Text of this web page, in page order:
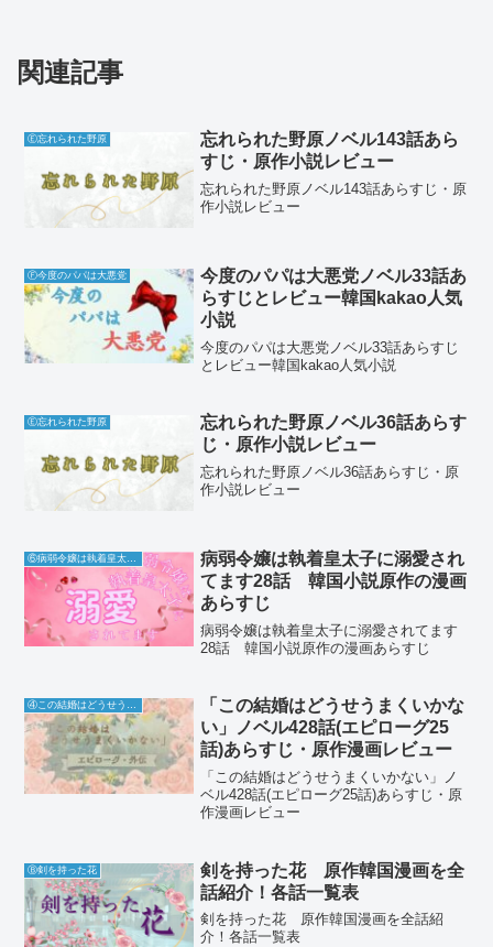
関連記事
Ⓔ忘れられた野原
忘れられた野原ノベル143話あら
すじ・原作小説レビュー
忘れられた野原ノベル143話あらすじ・原
作小説レビュー
Ⓕ今度のパパは大悪党
今度のパパは大悪党ノベル33話あ
らすじとレビュー韓国kakao人気
小説
今度のパパは大悪党ノベル33話あらすじ
とレビュー韓国kakao人気小説
Ⓔ忘れられた野原
忘れられた野原ノベル36話あらす
じ・原作小説レビュー
忘れられた野原ノベル36話あらすじ・原
作小説レビュー
⑥病弱令嬢は執着皇太子に溺愛されてます
病弱令嬢は執着皇太子に溺愛され
てます28話 韓国小説原作の漫画
あらすじ
病弱令嬢は執着皇太子に溺愛されてます
28話 韓国小説原作の漫画あらすじ
④この結婚はどうせうまくいかない
「この結婚はどうせうまくいかな
い」ノベル428話(エピローグ25
話)あらすじ・原作漫画レビュー
「この結婚はどうせうまくいかない」ノ
ベル428話(エピローグ25話)あらすじ・原
作漫画レビュー
Ⓑ剣を持った花
剣を持った花 原作韓国漫画を全
話紹介！各話一覧表
剣を持った花 原作韓国漫画を全話紹
介！各話一覧表